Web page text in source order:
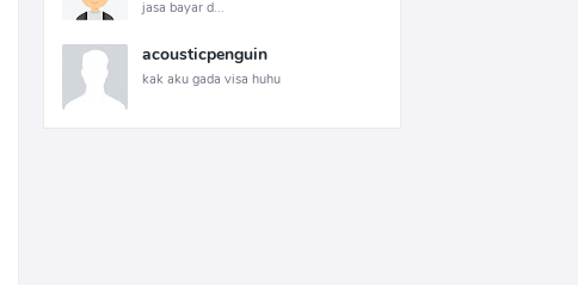
jasa bayar d...
acousticpenguin
kak aku gada visa huhu